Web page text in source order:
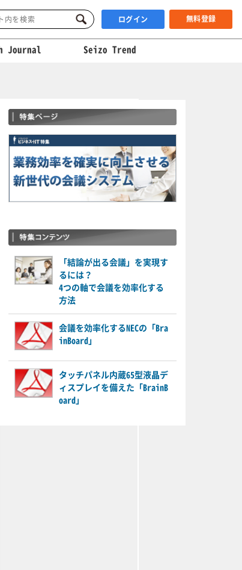
ログイン 無料登録
Journal Seizo Trend
「結論が出る会議」を実現す
るには？
4つの軸で会議を効率化する
方法
会議を効率化するNECの「Bra
inBoard」
タッチパネル内蔵65型液晶デ
ィスプレイを備えた「BrainB
oard」